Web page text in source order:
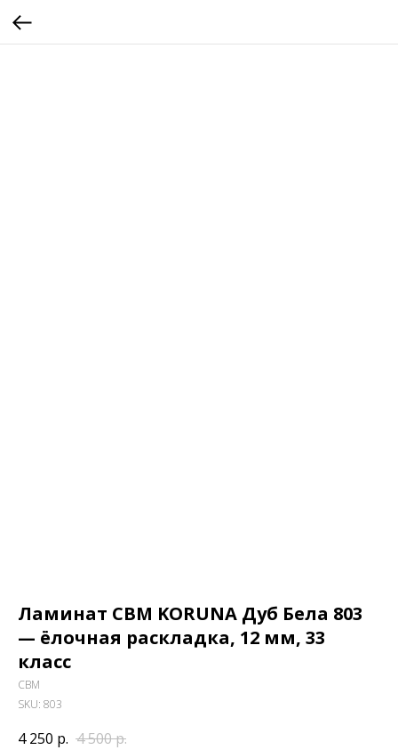
Ламинат CBM KORUNA Дуб Бела 803
— ёлочная раскладка, 12 мм, 33
класс
CBM
SKU: 803
4 250 р. 4 500р.